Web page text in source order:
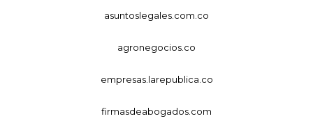
asuntoslegales.com.co
agronegocios.co
empresas.larepublica.co
firmasdeabogados.com